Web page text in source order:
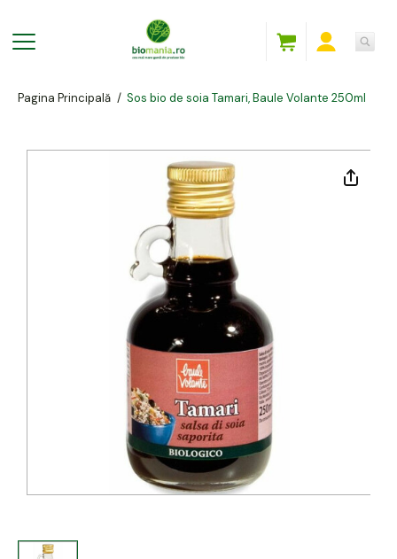
Pagina Principală / Sos bio de soia Tamari, Baule Volante 250ml